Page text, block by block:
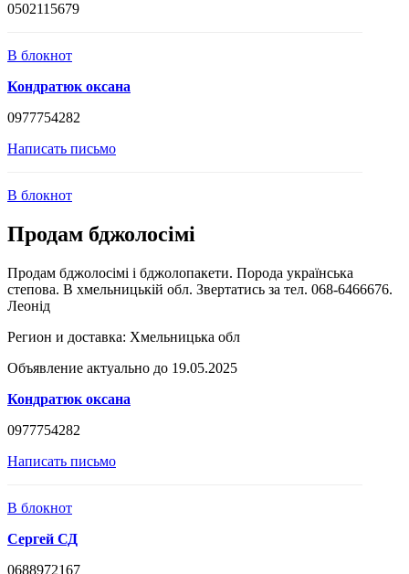
0502115679
В блокнот
Кондратюк оксана
0977754282
Написать письмо
В блокнот
Продам бджолосімі
Продам бджолосімі і бджолопакети. Порода українська
степова. В хмельницькій обл. Звертатись за тел. 068-6466676.
Леонід
Регион и доставка: Хмельницька обл
Объявление актуально до 19.05.2025
Кондратюк оксана
0977754282
Написать письмо
В блокнот
Сергей СД
0688972167